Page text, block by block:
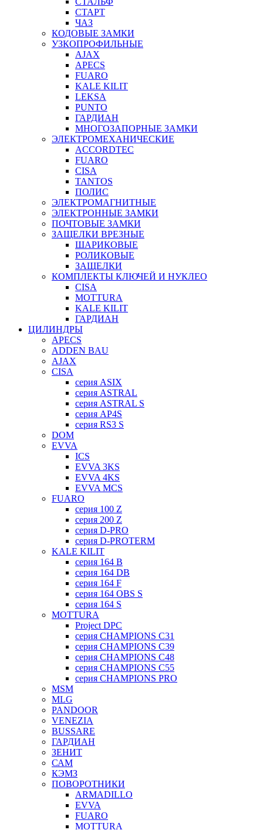
СТАРТ
ЧАЗ
КОДОВЫЕ ЗАМКИ
УЗКОПРОФИЛЬНЫЕ
AJAX
APECS
FUARO
KALE KILIT
LEKSA
PUNTO
ГАРДИАН
МНОГОЗАПОРНЫЕ ЗАМКИ
ЭЛЕКТРОМЕХАНИЧЕСКИЕ
ACCORDTEC
FUARO
CISA
TANTOS
ПОЛИС
ЭЛЕКТРОМАГНИТНЫЕ
ЭЛЕКТРОННЫЕ ЗАМКИ
ПОЧТОВЫЕ ЗАМКИ
ЗАЩЕЛКИ ВРЕЗНЫЕ
ШАРИКОВЫЕ
РОЛИКОВЫЕ
ЗАЩЕЛКИ
КОМПЛЕКТЫ КЛЮЧЕЙ И НУКЛЕО
CISA
MOTTURA
KALE KILIT
ГАРДИАН
ЦИЛИНДРЫ
APECS
ADDEN BAU
AJAX
CISA
серия ASIX
серия ASTRAL
серия ASTRAL S
серия AP4S
серия RS3 S
DOM
EVVA
ICS
EVVA 3KS
EVVA 4KS
EVVA MCS
FUARO
серия 100 Z
серия 200 Z
серия D-PRO
серия D-PROTERM
KALE KILIT
серия 164 B
серия 164 DB
серия 164 F
серия 164 OBS S
серия 164 S
MOTTURA
Project DPC
серия CHAMPIONS C31
серия CHAMPIONS C39
серия CHAMPIONS C48
серия CHAMPIONS C55
серия CHAMPIONS PRO
MSM
MLG
PANDOOR
VENEZIA
BUSSARE
ГАРДИАН
ЗЕНИТ
САМ
КЭМЗ
ПОВОРОТНИКИ
ARMADILLO
EVVA
FUARO
MOTTURA